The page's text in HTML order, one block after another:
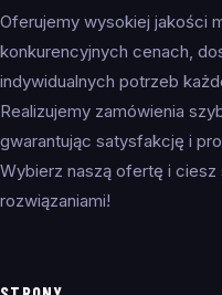
Oferujemy wysokiej jakości
konkurencyjnych cenach,
indywidualnych potrzeb
Realizujemy zamówienia
gwarantując satysfakcję i
Wybierz naszą ofertę i ciesz
rozwiązaniami!